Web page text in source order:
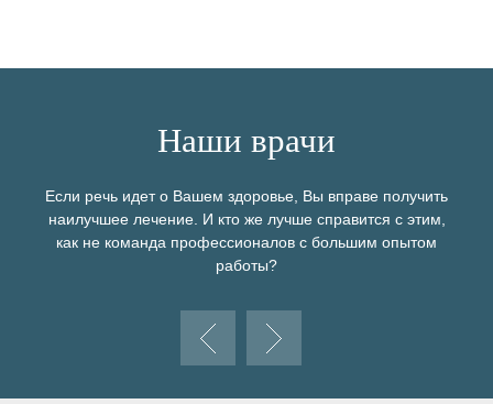
Наши врачи
Если речь идет о Вашем здоровье, Вы вправе получить
наилучшее лечение. И кто же лучше справится с этим,
как не команда профессионалов с большим опытом
работы?